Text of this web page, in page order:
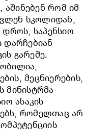
აშინებენ რომ იმ
სკოლიდან,
დროს, საპენსიო
დარჩებიან
გარეშე.
მეცნიერების,
მინისტრმა
ასაკის
რომელთაც არ